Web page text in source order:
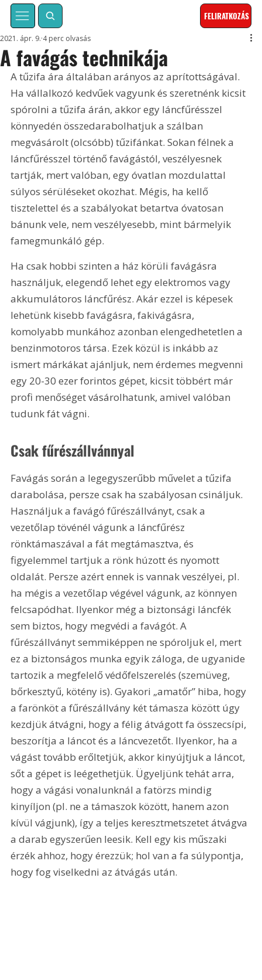
FELIRATKOZÁS
A favágás technikája
2021. ápr. 9. 4 perc olvasás
A tűzifa ára általában arányos az aprítottságával.
Ha vállalkozó kedvűek vagyunk és szeretnénk kicsit
spórolni a tűzifa árán, akkor egy láncfűrésszel
könnyedén összedarabolhatjuk a szálban
megvásárolt (olcsóbb) tűzifánkat. Sokan félnek a
láncfűrésszel történő favágástól, veszélyesnek
tartják, mert valóban, egy óvatlan mozdulattal
súlyos sérüléseket okozhat. Mégis, ha kellő
tisztelettel és a szabályokat betartva óvatosan
bánunk vele, nem veszélyesebb, mint bármelyik
famegmunkáló gép.
Ha csak hobbi szinten a ház körüli favágásra
használjuk, elegendő lehet egy elektromos vagy
akkumulátoros láncfűrész. Akár ezzel is képesek
lehetünk kisebb favágásra, fakivágásra,
komolyabb munkához azonban elengedhetetlen a
benzinmotoros társa. Ezek közül is inkább az
ismert márkákat ajánljuk, nem érdemes megvenni
egy 20-30 ezer forintos gépet, kicsit többért már
profi menőséget vásárolhatunk, amivel valóban
tudunk fát vágni.
Csak fűrészállvánnyal
Favágás során a legegyszerűbb művelet a tűzifa
darabolása, persze csak ha szabályosan csináljuk.
Használjuk a favágó fűrészállványt, csak a
vezetőlap tövénél vágunk a láncfűrész
rönktámaszával a fát megtámasztva, és
figyelemmel tartjuk a rönk húzott és nyomott
oldalát. Persze azért ennek is vannak veszélyei, pl.
ha mégis a vezetőlap végével vágunk, az könnyen
felcsapódhat. Ilyenkor még a biztonsági láncfék
sem biztos, hogy megvédi a favágót. A
fűrészállványt semmiképpen ne spóroljuk el, mert
ez a biztonságos munka egyik záloga, de ugyanide
tartozik a megfelelő védőfelszerelés (szemüveg,
bőrkesztyű, kötény is). Gyakori „amatőr” hiba, hogy
a farönköt a fűrészállvány két támasza között úgy
kezdjük átvágni, hogy a félig átvágott fa összecsípi,
beszorítja a láncot és a láncvezetőt. Ilyenkor, ha a
vágást tovább erőltetjük, akkor kinyújtjuk a láncot,
sőt a gépet is leégethetjük. Ügyeljünk tehát arra,
hogy a vágási vonalunknál a fatörzs mindig
kinyíljon (pl. ne a támaszok között, hanem azon
kívül vágjunk), így a teljes keresztmetszetet átvágva
a darab egyszerűen leesik. Kell egy kis műszaki
érzék ahhoz, hogy érezzük; hol van a fa súlypontja,
hogy fog viselkedni az átvágás után.